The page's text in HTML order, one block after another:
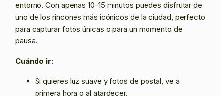
entorno. Con apenas 10-15 minutos puedes disfrutar de
uno de los rincones más icónicos de la ciudad, perfecto
para capturar fotos únicas o para un momento de
pausa.
Cuándo ir:
Si quieres luz suave y fotos de postal, ve a
primera hora o al atardecer.